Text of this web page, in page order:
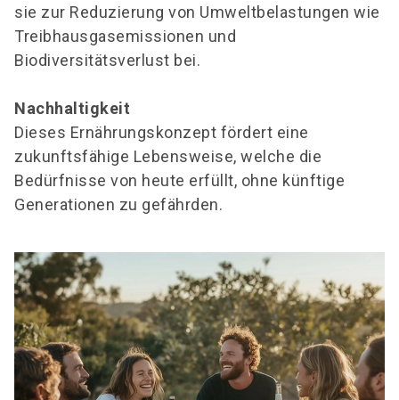
sie zur Reduzierung von Umweltbelastungen wie
Treibhausgasemissionen und
Biodiversitätsverlust bei.
Nachhaltigkeit
Dieses Ernährungskonzept fördert eine
zukunftsfähige Lebensweise, welche die
Bedürfnisse von heute erfüllt, ohne künftige
Generationen zu gefährden.